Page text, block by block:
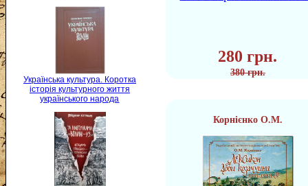
Українська культура. Коротка
історія культурного життя
українського народа
280 грн.
380 грн.
Корнієнко О.М.